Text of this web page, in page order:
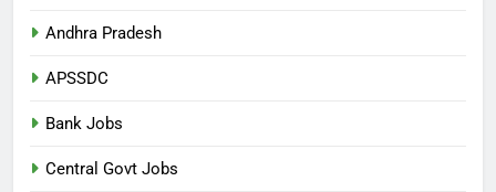
Andhra Pradesh
APSSDC
Bank Jobs
Central Govt Jobs